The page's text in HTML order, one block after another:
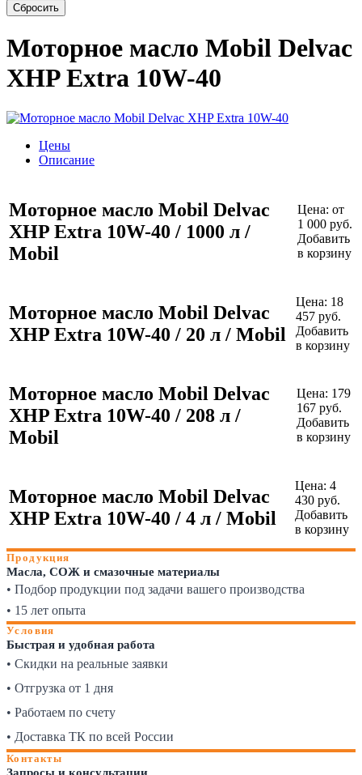
Моторное масло Mobil Delvac
XHP Extra 10W-40
Цены
Описание
Моторное масло Mobil Delvac
XHP Extra 10W-40 / 1000 л /
Mobil
Цена: от
1 000 руб.
Добавить
в корзину
Моторное масло Mobil Delvac
XHP Extra 10W-40 / 20 л / Mobil
Цена: 18
457 руб.
Добавить
в корзину
Моторное масло Mobil Delvac
XHP Extra 10W-40 / 208 л /
Mobil
Цена: 179
167 руб.
Добавить
в корзину
Моторное масло Mobil Delvac
XHP Extra 10W-40 / 4 л / Mobil
Цена: 4
430 руб.
Добавить
в корзину
Продукция
Масла, СОЖ и смазочные материалы
• Подбор продукции под задачи вашего производства
• 15 лет опыта
Условия
Быстрая и удобная работа
• Скидки на реальные заявки
• Отгрузка от 1 дня
• Работаем по счету
• Доставка ТК по всей России
Контакты
Запросы и консультации